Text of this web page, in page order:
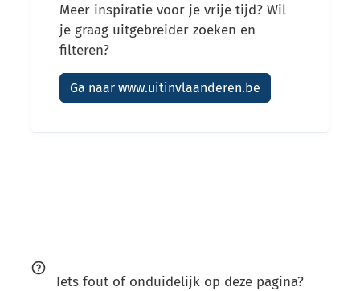
Meer inspiratie voor je vrije tijd? Wil
je graag uitgebreider zoeken en
filteren?
Ga naar www.uitinvlaanderen.be
Iets fout of onduidelijk op deze pagina?